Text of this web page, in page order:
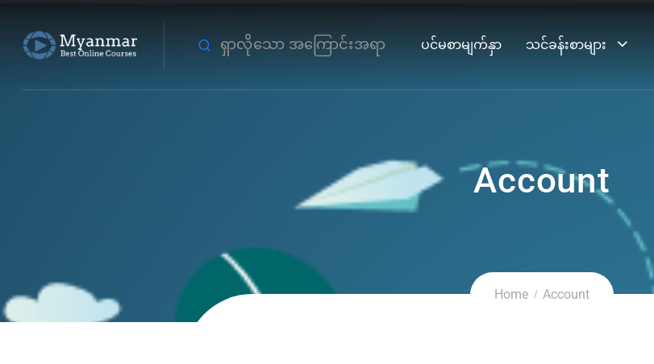
ပင်မစာမျက်နှာ သင်ခန်းစာများ
Account
Home Account